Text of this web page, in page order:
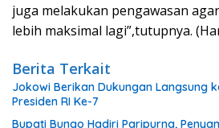
juga melakukan pengawasan
lebih maksimal lagi”,tutupnya.
Berita Terkait
Jokowi Berikan Dukungan Langsung
Presiden RI Ke-7
Bupati Bungo Hadiri Paripurna,